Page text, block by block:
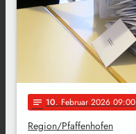
notes 10. Februar 2026 09:00
Region/Pfaffenhofen